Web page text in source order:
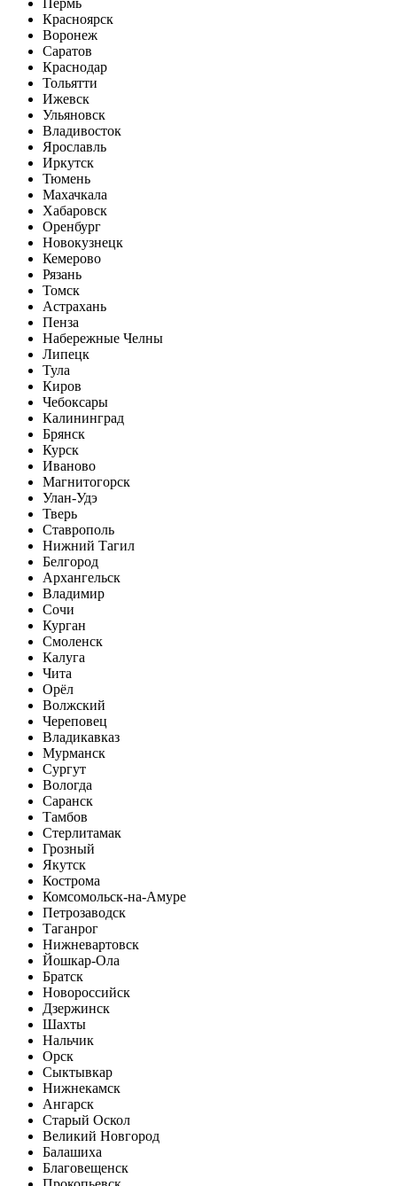
Пермь
Красноярск
Воронеж
Саратов
Краснодар
Тольятти
Ижевск
Ульяновск
Владивосток
Ярославль
Иркутск
Тюмень
Махачкала
Хабаровск
Оренбург
Новокузнецк
Кемерово
Рязань
Томск
Астрахань
Пенза
Набережные Челны
Липецк
Тула
Киров
Чебоксары
Калининград
Брянск
Курск
Иваново
Магнитогорск
Улан-Удэ
Тверь
Ставрополь
Нижний Тагил
Белгород
Архангельск
Владимир
Сочи
Курган
Смоленск
Калуга
Чита
Орёл
Волжский
Череповец
Владикавказ
Мурманск
Сургут
Вологда
Саранск
Тамбов
Стерлитамак
Грозный
Якутск
Кострома
Комсомольск-на-Амуре
Петрозаводск
Таганрог
Нижневартовск
Йошкар-Ола
Братск
Новороссийск
Дзержинск
Шахты
Нальчик
Орск
Сыктывкар
Нижнекамск
Ангарск
Старый Оскол
Великий Новгород
Балашиха
Благовещенск